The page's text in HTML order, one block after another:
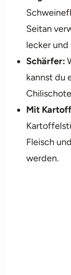
Seitan
lecker und
Schärfer:
kannst du
Mit
Fleisch
werden.